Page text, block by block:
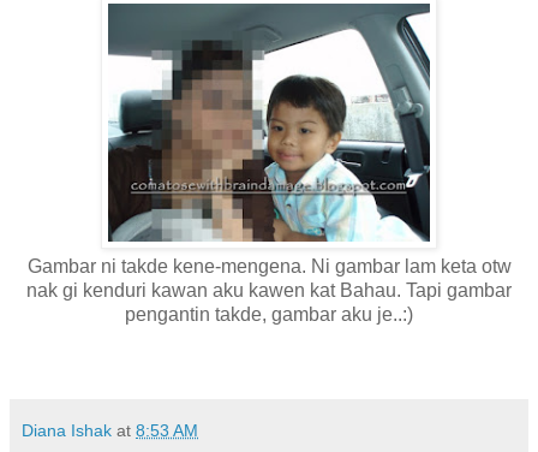
Gambar ni takde kene-mengena. Ni gambar lam keta otw
nak gi kenduri kawan aku kawen kat Bahau. Tapi gambar
pengantin takde, gambar aku je..:)
Diana Ishak at 8:53 AM